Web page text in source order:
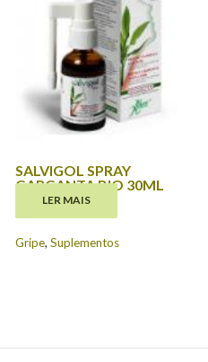
SALVIGOL SPRAY
GARGANTA BIO 30ML
11.90
LER MAIS
Gripe, Suplementos